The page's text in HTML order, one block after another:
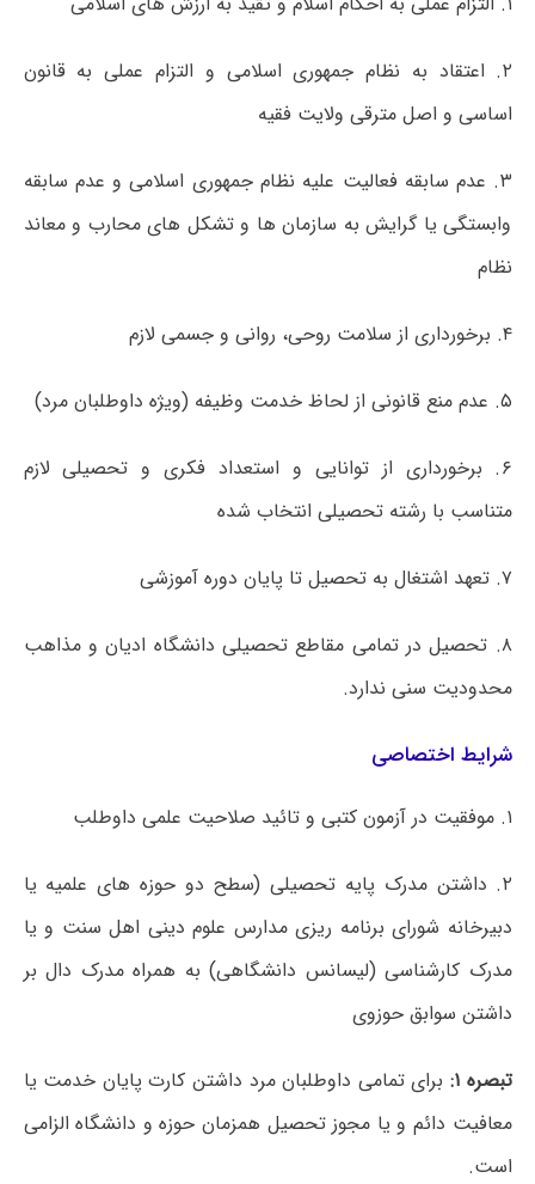
۲. اعتقاد به نظام جمهوری اسلامی و التزام عملی به قانون
اساسی و اصل مترقی ولایت فقیه
۳. عدم سابقه فعالیت علیه نظام جمهوری اسلامی و عدم سابقه
وابستگی یا گرایش به سازمان ها و تشکل های محارب و معاند
نظام
۴. برخورداری از سلامت روحی، روانی و جسمی لازم
۵. عدم منع قانونی از لحاظ خدمت وظیفه (ویژه داوطلبان مرد)
۶. برخورداری از توانایی و استعداد فکری و تحصیلی لازم
متناسب با رشته تحصیلی انتخاب شده
۷. تعهد اشتغال به تحصیل تا پایان دوره آموزشی
۸. تحصیل در تمامی مقاطع تحصیلی دانشگاه ادیان و مذاهب
محدودیت سنی ندارد.
شرایط اختصاصی
۱. موفقیت در آزمون کتبی و تائید صلاحیت علمی داوطلب
۲. داشتن مدرک پایه تحصیلی (سطح دو حوزه های علمیه یا
دبیرخانه شورای برنامه ریزی مدارس علوم دینی اهل سنت و یا
مدرک کارشناسی (لیسانس دانشگاهی) به همراه مدرک دال بر
داشتن سوابق حوزوی
تبصره ۱: برای تمامی داوطلبان مرد داشتن کارت پایان خدمت یا
معافیت دائم و یا مجوز تحصیل همزمان حوزه و دانشگاه الزامی
است.